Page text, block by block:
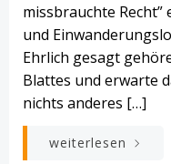
missbrauchte Recht”
und
Ehrlich gesagt
Blattes und erwarte
nichts anderes […]
weiterlesen